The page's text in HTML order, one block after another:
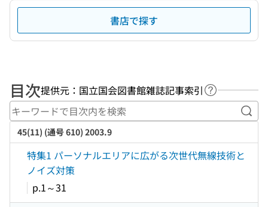
書店で探す
目次提供元：国立国会図書館雑誌記事索引 ヘルプペー
キ
45(11) (通号 610) 2003.9
特集1 パーソナルエリアに広がる次世代無線技術と
ノイズ対策
p.1～31